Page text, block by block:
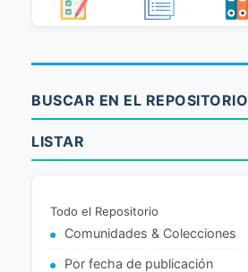
BUSCAR EN EL REPOSITORIO
LISTAR
Todo el Repositorio
Comunidades & Colecciones
Por fecha de publicación